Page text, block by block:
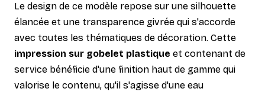
Le design de ce modèle repose sur une silhouette
élancée et une transparence givrée qui s'accorde
avec toutes les thématiques de décoration. Cette
impression sur gobelet plastique et contenant de
service bénéficie d'une finition haut de gamme qui
valorise le contenu, qu'il s'agisse d'une eau